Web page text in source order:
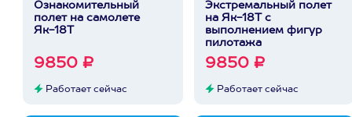
Ознакомительный
полет на самолете
Як-18Т
9850 ₽
Работает сейчас
Экстремальный полет
на Як-18Т с
выполнением фигур
пилотажа
9850 ₽
Работает сейчас